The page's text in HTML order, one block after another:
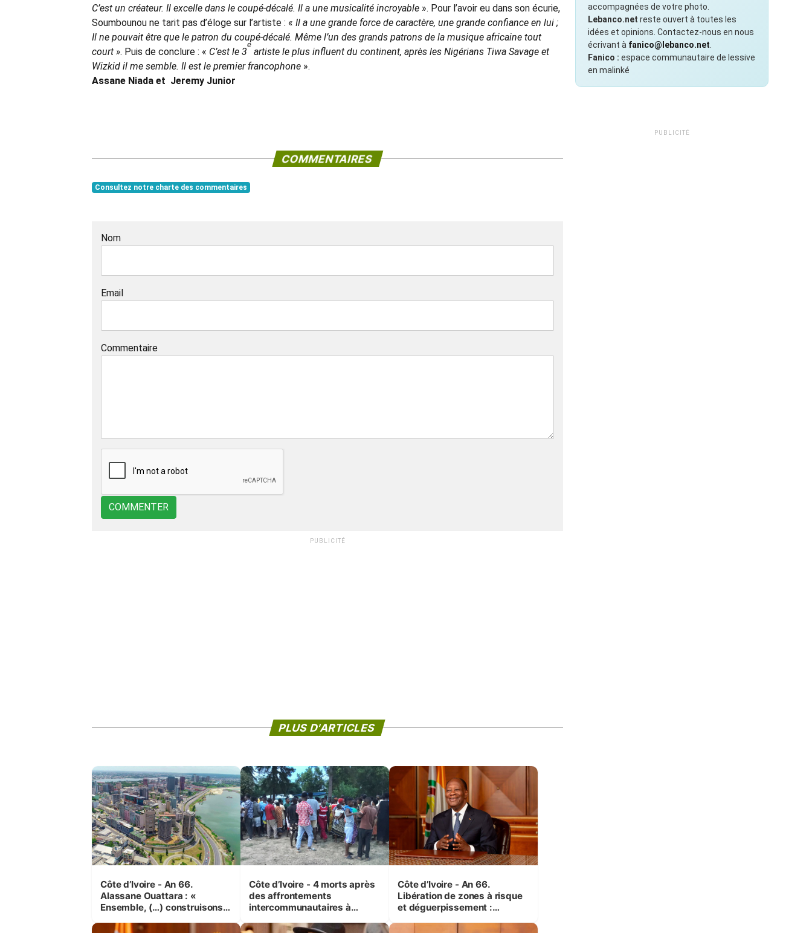
C’est un créateur. Il excelle dans le coupé-décalé. Il a une musicalité incroyable ». Pour l’avoir eu dans son écurie,
Soumbounou ne tarit pas d’éloge sur l’artiste : « Il a une grande force de caractère, une grande confiance en lui ;
Il ne pouvait être que le patron du coupé-décalé. Même l’un des grands patrons de la musique africaine tout
court ». Puis de conclure : « C’est le 3
e
artiste le plus influent du continent, après les Nigérians Tiwa Savage et
Wizkid il me semble. Il est le premier francophone ».
Assane Niada et Jeremy Junior
COMMENTAIRES
Consultez notre charte des commentaires
Nom
Email
Commentaire
COMMENTER
PUBLICITÉ
PLUS D'ARTICLES
Côte d’Ivoire - An 66.
Alassane Ouattara : «
Ensemble, (…) construisons
mêmes et pour les
Côte d’Ivoire - 4 morts après
des affrontements
intercommunautaires à
correspondant au milieu des
Côte d’Ivoire - An 66.
Libération de zones à risque
et déguerpissement :
respect de l'Etat de droit pour
accompagnées de votre photo.
Lebanco.net reste ouvert à toutes les
idées et opinions. Contactez-nous en nous
écrivant à fanico@lebanco.net
Fanico : espace communautaire de lessive
en malinké
PUBLICITÉ